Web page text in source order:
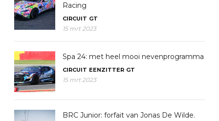
Racing
CIRCUIT GT
15 mrt 2023
Spa 24: met heel mooi nevenprogramma
CIRCUIT EENZITTER GT
15 mrt 2023
BRC Junior: forfait van Jonas De Wilde.